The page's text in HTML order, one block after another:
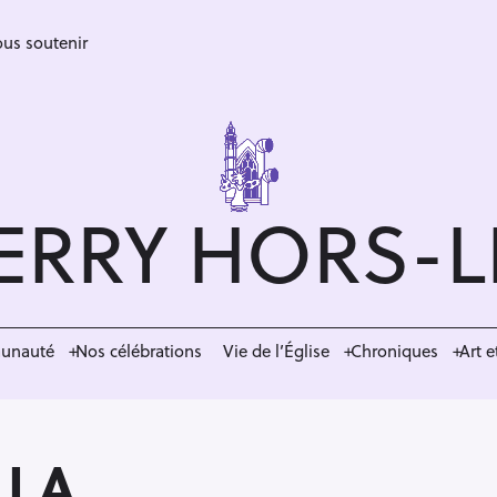
soutenir
HORS-
Nos célébrations Vie de l’Église Chroniques Art